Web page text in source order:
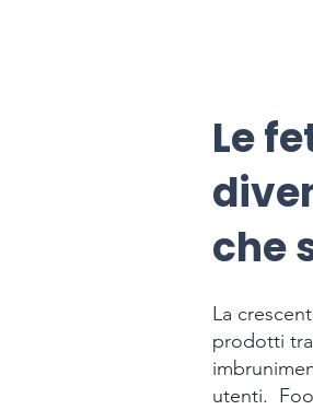
Le
che
La
prodotti
utenti.